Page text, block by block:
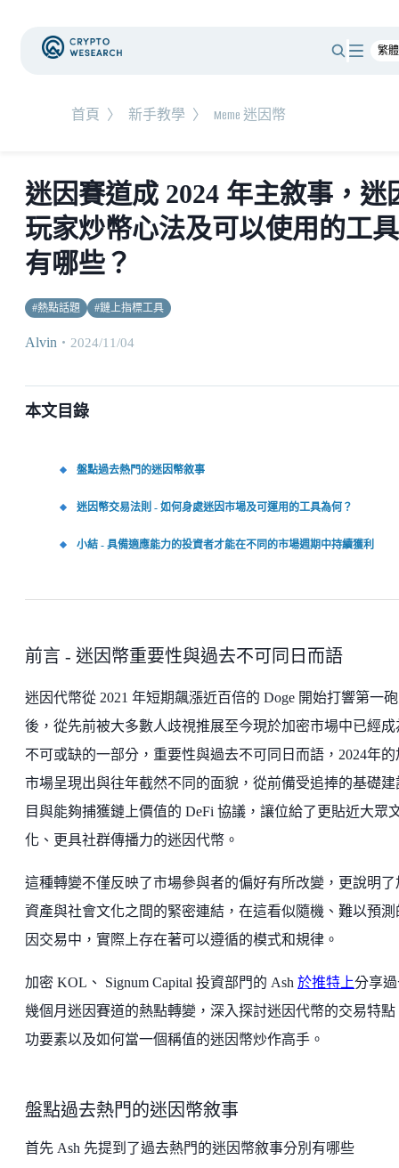
首頁 〉 新手教學 〉 Meme 迷因幣
迷因賽道成 2024 年主敘事，迷
玩家炒幣心法及可以使用的工具
有哪些？
#熱點話題 #鏈上指標工具
Alvin ・ 2024/11/04
本文目錄
盤點過去熱門的迷因幣敘事
迷因幣交易法則 - 如何身處迷因市場及可運用的工具為何？
小結 - 具備適應能力的投資者才能在不同的市場週期中持續獲利
前言 - 迷因幣重要性與過去不可同日而語
迷因代幣從 2021 年短期飆漲近百倍的 Doge 開始打響第一
後，從先前被大多數人歧視推展至今現於加密市場中已經成
不可或缺的一部分，重要性與過去不可同日而語，2024年的
市場呈現出與往年截然不同的面貌，從前備受追捧的基礎建
目與能夠捕獲鏈上價值的 DeFi 協議，讓位給了更貼近大眾
化、更具社群傳播力的迷因代幣。
這種轉變不僅反映了市場參與者的偏好有所改變，更說明了
資產與社會文化之間的緊密連結，在這看似隨機、難以預測
因交易中，實際上存在著可以遵循的模式和規律。
加密 KOL、 Signum Capital 投資部門的 Ash 於推特上分享
幾個月迷因賽道的熱點轉變，深入探討迷因代幣的交易特點
功要素以及如何當一個稱值的迷因幣炒作高手。
盤點過去熱門的迷因幣敘事
首先 Ash 先提到了過去熱門的迷因幣敘事分別有哪些